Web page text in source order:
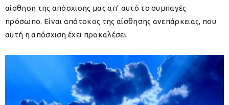
αίσθηση της απόσχισης μας απ’ αυτό το συμπαγές
πρόσωπο. Είναι απότοκος της αίσθησης ανεπάρκειας, που
αυτή η απόσχιση έχει προκαλέσει.